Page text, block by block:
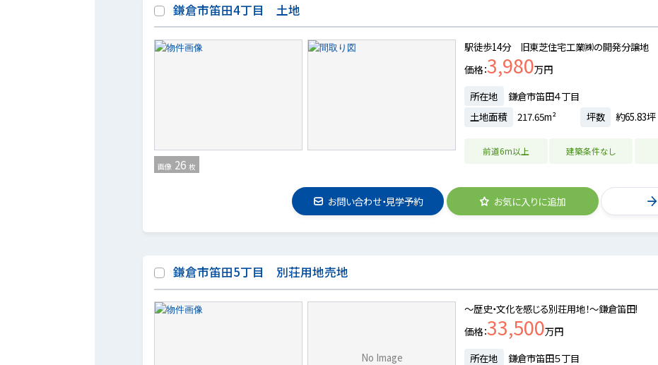
鎌倉市笛田4丁目 土地
画像 26 枚
駅徒歩14分 旧東芝住宅工業㈱の開発分譲地
価格 3,980万円
所在地
鎌倉市笛田４丁目
土地面積
217.65m² 坪数 約65.83坪
前道6m以上 建築条件なし
お問い合わせ・見学予約 お気に入りに追加
鎌倉市笛田5丁目 別荘用地売地
No Image
～歴史・文化を感じる別荘用地！～鎌倉笛田!
価格 33,500万円
所在地
鎌倉市笛田５丁目